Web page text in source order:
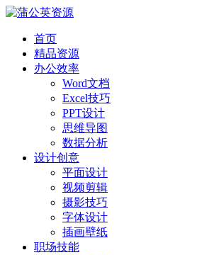
首页
精品资源
办公效率
Word文档
Excel技巧
PPT设计
思维导图
数据分析
设计创意
平面设计
视频剪辑
摄影技巧
字体设计
插画壁纸
职场技能